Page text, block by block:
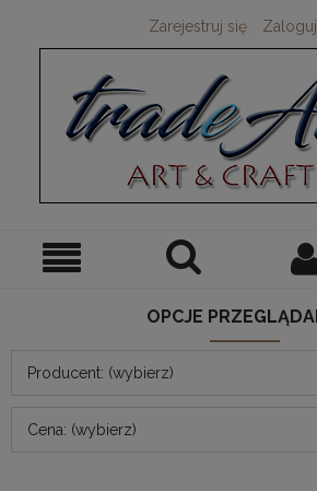
Zarejestruj się
OPCJE
Producent: (wybierz)
Cena: (wybierz)